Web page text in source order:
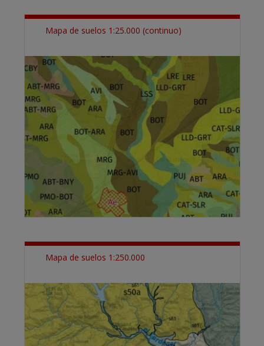
Mapa de suelos 1:25.000 (continuo)
Mapa de suelos 1:250.000